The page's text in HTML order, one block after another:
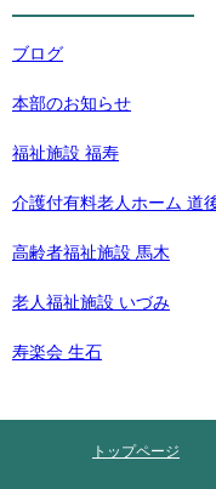
ブログ
本部のお知らせ
福祉施設 福寿
介護付有料老人ホーム 道
高齢者福祉施設 馬木
老人福祉施設 いづみ
寿楽会 生石
トップページ